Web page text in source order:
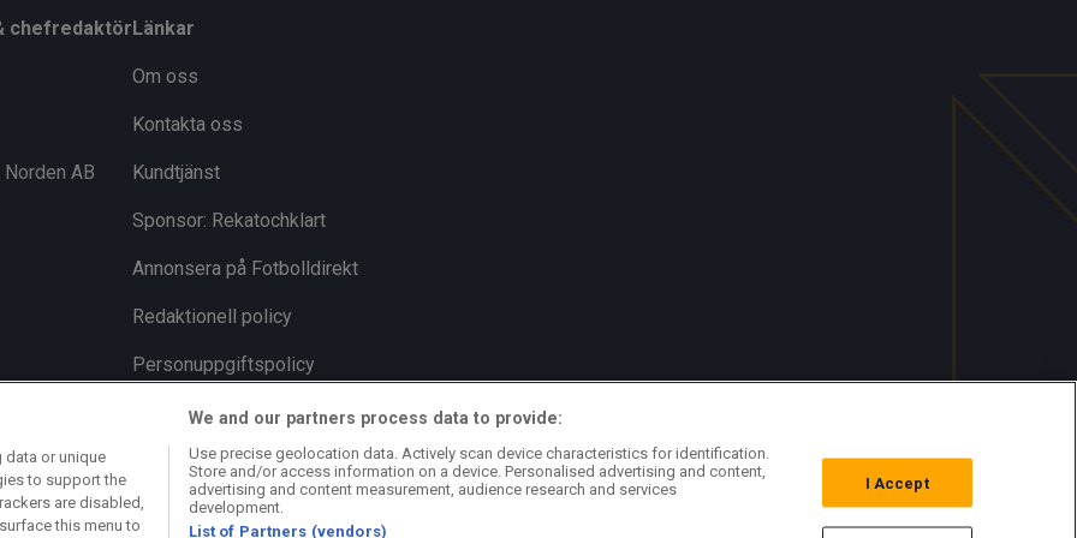
allt hittills’
data or unique
to support the
are disabled,
this menu to
We and our partners process data to provide:
Use precise geolocation data. Actively scan device characteristics for identification.
Store and/or access information on a device. Personalised advertising and content,
advertising and content measurement, audience research and services
development.
List of Partners (vendors)
I Accept